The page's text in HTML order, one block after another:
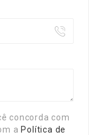
concorda com
a Política de